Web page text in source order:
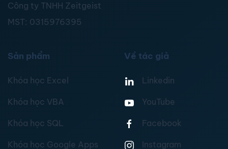
Công ty TNHH Zeitgeist
MST: 0315976395
Sản phẩm
Khóa học Excel
Khóa học VBA
Khóa học SQL
Khóa học Google Apps
Về tác giả
Linkedin
YouTube
Facebook
Instagram